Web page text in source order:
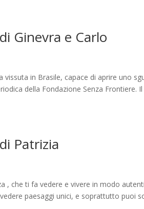
Ginevra e Carlo
in Brasile, capace di aprire uno
della Fondazione Senza Frontiere.
Patrizia
, che ti fa vedere e vivere in modo
paesaggi unici, e soprattutto puoi